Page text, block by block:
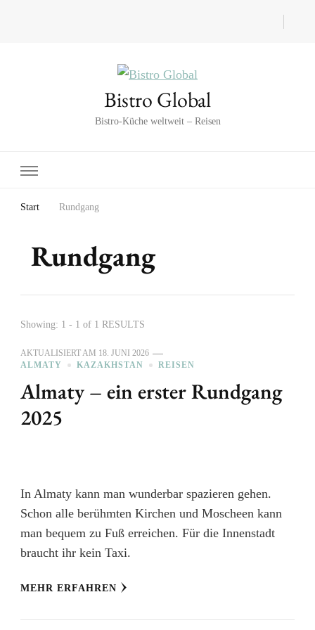
Bistro Global
Bistro-Küche weltweit – Reisen
Start Rundgang
Rundgang
Showing: 1 - 1 of 1 RESULTS
AKTUALISIERT AM 18. JUNI 2026
ALMATY
KAZAKHSTAN REISEN
Almaty – ein erster Rundgang
2025
In Almaty kann man wunderbar spazieren gehen.
Schon alle berühmten Kirchen und Moscheen kann
man bequem zu Fuß erreichen. Für die Innenstadt
braucht ihr kein Taxi.
MEHR ERFAHREN